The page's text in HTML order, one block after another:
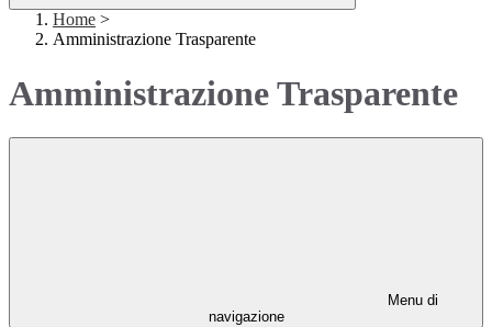
Home >
Amministrazione Trasparente
Amministrazione Trasparente
Menu di
navigazione